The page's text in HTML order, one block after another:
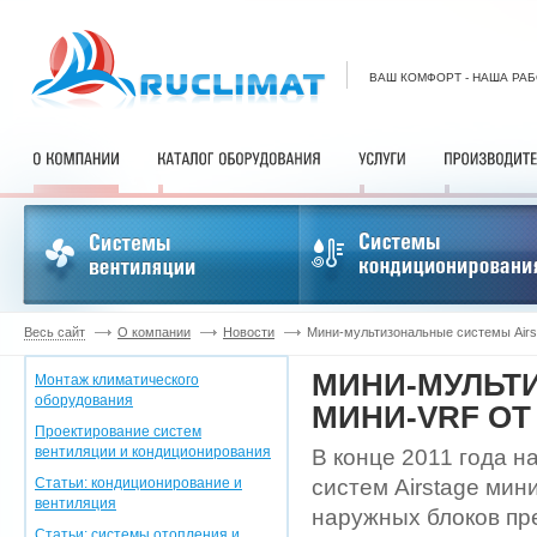
ВАШ КОМФОРТ - НАША
Весь сайт О компании Новости Мини-мультизональные системы
Монтаж климатического
оборудования
Проектирование систем
вентиляции и кондиционирования
Статьи: кондиционирование и
вентиляция
МИНИ-
МИНИ-VRF ОТ
В конце 2011 года
систем Airstage
наружных блоков